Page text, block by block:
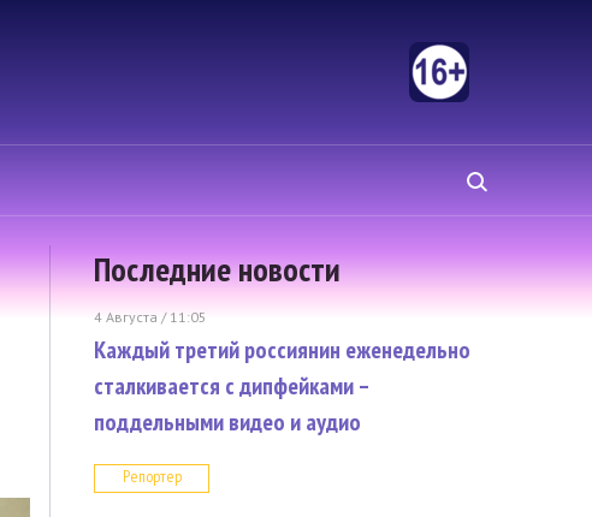
Последние новости
4 Августа / 11:05
Каждый третий россиянин еженедельно
сталкивается с дипфейками –
поддельными видео и аудио
Репортер